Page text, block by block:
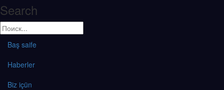
Search
Baş saife
Haberler
Biz içün